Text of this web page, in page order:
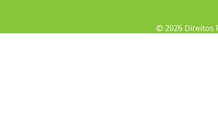
© 2026 Direitos